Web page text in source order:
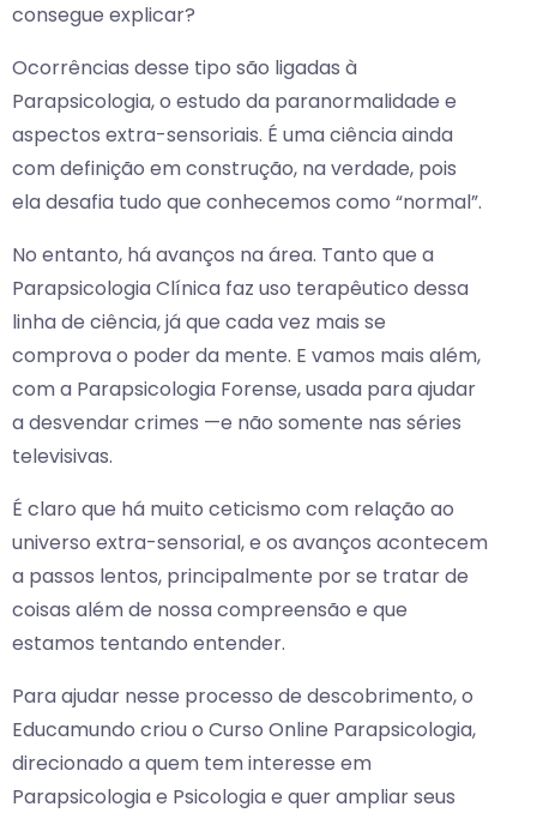
consegue explicar?
Ocorrências desse tipo são ligadas à
Parapsicologia, o estudo da paranormalidade e
aspectos extra-sensoriais. É uma ciência ainda
com definição em construção, na verdade, pois
ela desafia tudo que conhecemos como “normal”.
No entanto, há avanços na área. Tanto que a
Parapsicologia Clínica faz uso terapêutico dessa
linha de ciência, já que cada vez mais se
comprova o poder da mente. E vamos mais além,
com a Parapsicologia Forense, usada para ajudar
a desvendar crimes —e não somente nas séries
televisivas.
É claro que há muito ceticismo com relação ao
universo extra-sensorial, e os avanços acontecem
a passos lentos, principalmente por se tratar de
coisas além de nossa compreensão e que
estamos tentando entender.
Para ajudar nesse processo de descobrimento, o
Educamundo criou o Curso Online Parapsicologia,
direcionado a quem tem interesse em
Parapsicologia e Psicologia e quer ampliar seus